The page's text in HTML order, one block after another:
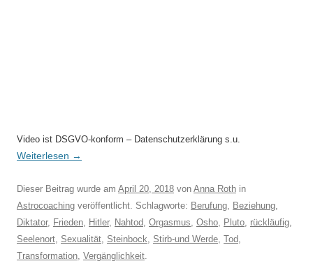
Video ist DSGVO-konform – Datenschutzerklärung s.u.
Weiterlesen →
Dieser Beitrag wurde am April 20, 2018 von Anna Roth in
Astrocoaching veröffentlicht. Schlagworte: Berufung, Beziehung,
Diktator, Frieden, Hitler, Nahtod, Orgasmus, Osho, Pluto, rückläufig,
Seelenort, Sexualität, Steinbock, Stirb-und Werde, Tod,
Transformation, Vergänglichkeit.